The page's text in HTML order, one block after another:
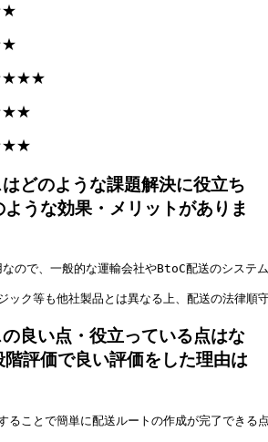
★
★
★★★
★★
★★
どのような課題解決に役立ち
うな効果・メリットがありま
ので、一般的な運輸会社やBtoC配送のシステ
ック等も他社製品とは異なる上、配送の法律
良い点・役立っている点はな
評価で良い評価をした理由は
ることで簡単に配送ルートの作成が完了でき